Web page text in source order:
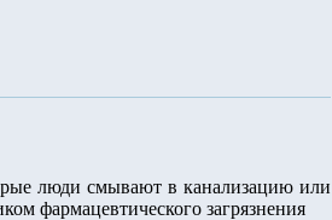
люди смывают в канализацию или
фармацевтического загрязнения